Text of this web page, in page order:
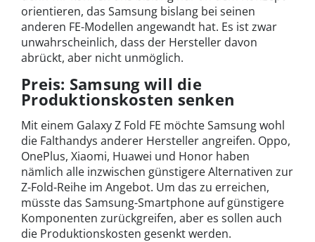
orientieren, das Samsung bislang bei seinen
anderen FE-Modellen angewandt hat. Es ist zwar
unwahrscheinlich, dass der Hersteller davon
abrückt, aber nicht unmöglich.
Preis: Samsung will die
Produktionskosten senken
Mit einem Galaxy Z Fold FE möchte Samsung wohl
die Falthandys anderer Hersteller angreifen. Oppo,
OnePlus, Xiaomi, Huawei und Honor haben
nämlich alle inzwischen günstigere Alternativen zur
Z-Fold-Reihe im Angebot. Um das zu erreichen,
müsste das Samsung-Smartphone auf günstigere
Komponenten zurückgreifen, aber es sollen auch
die Produktionskosten gesenkt werden.